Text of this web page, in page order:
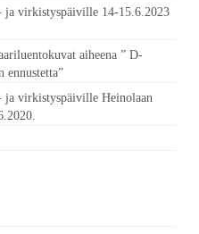
ja virkistyspäiville 14-15.6.2023
aiheena ” D-
ennustetta”
ja virkistyspäiville Heinolaan